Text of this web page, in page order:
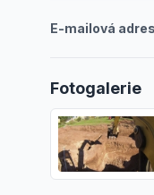
E-mailová
Fotogalerie